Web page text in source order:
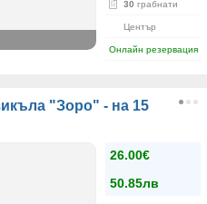
30 грабнати
Център
Онлайн резервация
"Зоро" - на 15
26.00€
50.85лв